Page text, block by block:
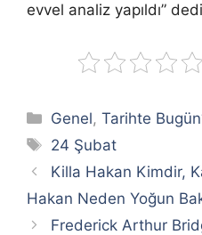
evvel analiz yapıldı”
Kategoriler
Genel,Tarihte
Etiketler
24 Şubat
Killa Hakan Kimdir,
Hakan Neden Yoğun
Frederick Arthur